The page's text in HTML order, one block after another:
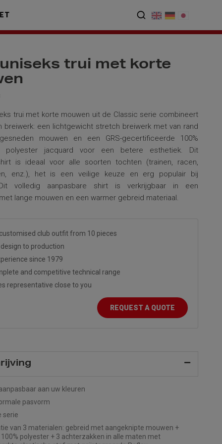
trui met korte
trui met korte mouwen uit de Classic serie combineert
breiwerk: een lichtgewicht stretch breiwerk met van rand
mouwen en een GRS-gecertificeerde 100%
polyester jacquard voor een betere esthetiek. Dit
is ideaal voor alle soorten tochten (trainen, racen,
enz.), het is een veilige keuze en erg populair bij
volledig aanpasbare shirt is verkrijgbaar in een
lange mouwen en een warmer gebreid materiaal.
club outfit from 10 pieces
design to production
since 1979
and competitive technical range
representative close to you
REQUEST A QUOTE
aan uw kleuren
pasvorm
serie
van 3 materialen: gebreid met aangeknipte mouwen +
polyester + 3 achterzakken in alle maten met